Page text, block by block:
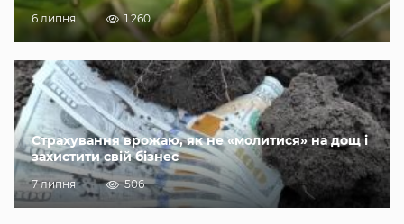
6 липня 1 260
Страхування врожаю, як не «молитися» на дощ і
захистити свій бізнес
7 липня 506